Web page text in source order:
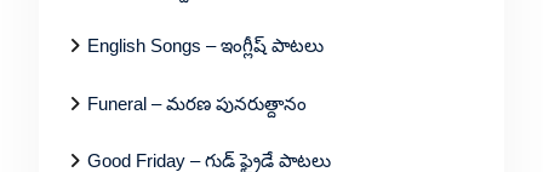
English Songs – ఇంగ్లీష్ పాటలు
Funeral – మరణ పునరుత్దానం
Good Friday – గుడ్ ఫ్రైడే పాటలు